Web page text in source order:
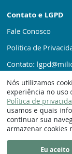
Contato e LGPD
Fale Conosco
Politica de
Contato:
©
Nós utilizamos
experiência no uso
Política de
usamos e quais
continuar sua
armazenar cookies
Eu aceito